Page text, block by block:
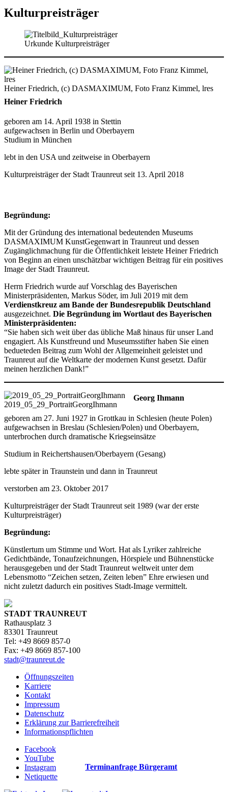
Kulturpreisträger
Urkunde Kulturpreisträger
Heiner Friedrich, (c) DASMAXIMUM, Foto Franz Kimmel, lres
Heiner Friedrich
geboren am 14. April 1938 in Stettin
aufgewachsen in Berlin und Oberbayern
Studium in München
lebt in den USA und zeitweise in Oberbayern
Kulturpreisträger der Stadt Traunreut seit 13. April 2018
Begründung:
Mit der Gründung des international bedeutenden Museums
DASMAXIMUM KunstGegenwart in Traunreut und dessen
Zugänglichmachung für die Öffentlichkeit leistete Heiner Friedrich
von Beginn an einen unschätzbar wichtigen Beitrag für ein positives
Image der Stadt Traunreut.
Herrn Friedrich wurde auf Vorschlag des Bayerischen
Ministerpräsidenten, Markus Söder, im Juli 2019 mit dem
Verdienstkreuz am Bande der Bundesrepublik Deutschland
ausgezeichnet. Die Begründung im Wortlaut des Bayerischen
Ministerpräsidenten:
“Sie haben sich weit über das übliche Maß hinaus für unser Land
engagiert. Als Kunstfreund und Museumsstifter haben Sie einen
bedueteden Beitrag zum Wohl der Allgemeinheit geleistet und
Traunreut auf die Weltkarte der modernen Kunst gesetzt. Dafür
meinen herzlichen Dank!”
2019_05_29_PortraitGeorgIhmann
Georg Ihmann
geboren am 27. Juni 1927 in Grottkau in Schlesien (heute Polen)
aufgewachsen in Breslau (Schlesien/Polen) und Oberbayern,
unterbrochen durch dramatische Kriegseinsätze
Studium in Reichertshausen/Oberbayern (Gesang)
lebte später in Traunstein und dann in Traunreut
verstorben am 23. Oktober 2017
Kulturpreisträger der Stadt Traunreut seit 1989 (war der erste
Kulturpreisträger)
Begründung:
Künstlertum um Stimme und Wort. Hat als Lyriker zahlreiche
Gedichtbände, Tonaufzeichnungen, Hörspiele und Bühnenstücke
herausgegeben und der Stadt Traunreut weltweit unter dem
Lebensmotto “Zeichen setzen, Zeiten leben” Ehre erwiesen und
nicht zuletzt dadurch ein positives Stadt-Image vermittelt.
STADT TRAUNREUT
Rathausplatz 3
83301 Traunreut
Tel: +49 8669 857-0
Fax: +49 8669 857-100
stadt@traunreut.de
Öffnungszeiten
Karriere
Kontakt
Impressum
Datenschutz
Erklärung zur Barrierefreiheit
Informationspflichten
Facebook
YouTube
Instagram
Netiquette
Terminanfrage Bürgeramt